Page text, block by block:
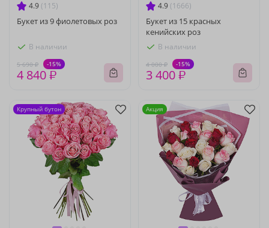
4.9 (115)
Букет из 9 фиолетовых роз
В наличии
5 690 ₽ -15%
4 840 ₽
4.9 (1666)
Букет из 15 красных
кенийских роз
В наличии
4 000 ₽ -15%
3 400 ₽
Крупный бутон Акция